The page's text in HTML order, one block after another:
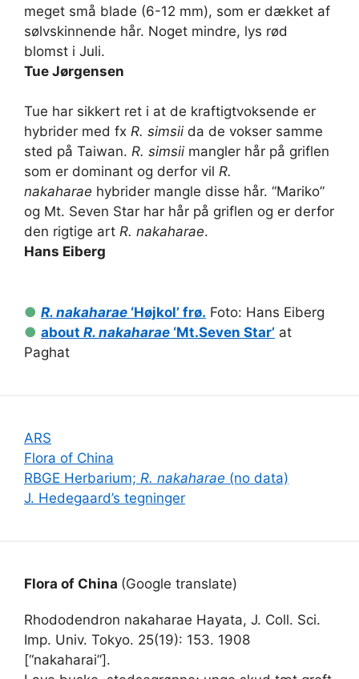
meget små blade (6-12 mm), som er dækket af
sølvskinnende hår. Noget mindre, lys rød
blomst i Juli.
Tue Jørgensen
Tue har sikkert ret i at de kraftigtvoksende er
hybrider med fx R. simsii da de vokser samme
sted på Taiwan. R. simsii mangler hår på griflen
som er dominant og derfor vil R.
nakaharae hybrider mangle disse hår. “Mariko”
og Mt. Seven Star har hår på griflen og er derfor
den rigtige art R. nakaharae.
Hans Eiberg
● R. nakaharae ‘Højkol’ frø. Foto: Hans Eiberg
● about R. nakaharae ‘Mt.Seven Star’ at
Paghat
ARS
Flora of China
RBGE Herbarium; R. nakaharae (no data)
J. Hedegaard’s tegninger
Flora of China (Google translate)
Rhododendron nakaharae Hayata, J. Coll. Sci.
Imp. Univ. Tokyo. 25(19): 153. 1908
[“nakaharai”].